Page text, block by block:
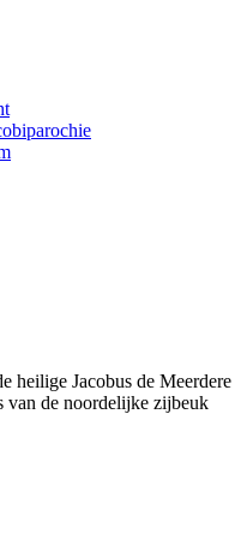
heilige Jacobus de Meerdere
van de noordelijke zijbeuk